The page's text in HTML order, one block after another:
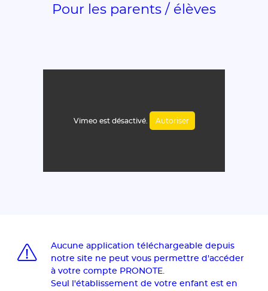
Pour les parents / élèves
Vimeo est désactivé. Autoriser
Aucune application téléchargeable depuis
notre site ne peut vous permettre d'accéder
à votre compte PRONOTE.
Seul l'établissement de votre enfant est en